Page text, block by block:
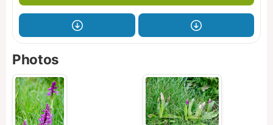
Photos